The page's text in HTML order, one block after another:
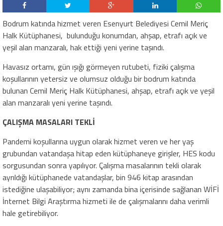
Bodrum katında hizmet veren Esenyurt Belediyesi Cemil Meriç
Halk Kütüphanesi, bulunduğu konumdan, ahşap, etrafı açık ve
yeşil alan manzaralı, hak ettiği yeni yerine taşındı.
Havasız ortamı, gün ışığı görmeyen rutubeti, fiziki çalışma
koşullarının yetersiz ve olumsuz olduğu bir bodrum katında
bulunan Cemil Meriç Halk Kütüphanesi, ahşap, etrafı açık ve yeşil
alan manzaralı yeni yerine taşındı.
ÇALIŞMA MASALARI TEKLİ
Pandemi koşullarına uygun olarak hizmet veren ve her yaş
grubundan vatandaşa hitap eden kütüphaneye girişler, HES kodu
sorgusundan sonra yapılıyor. Çalışma masalarının tekli olarak
ayrıldığı kütüphanede vatandaşlar, bin 946 kitap arasından
istediğine ulaşabiliyor; aynı zamanda bina içerisinde sağlanan WİFİ
İnternet Bilgi Araştırma hizmeti ile de çalışmalarını daha verimli
hale getirebiliyor.